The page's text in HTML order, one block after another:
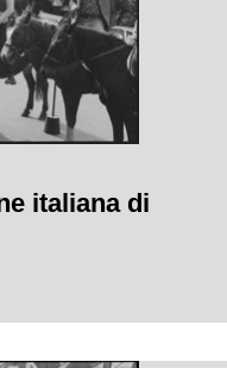
italiana di